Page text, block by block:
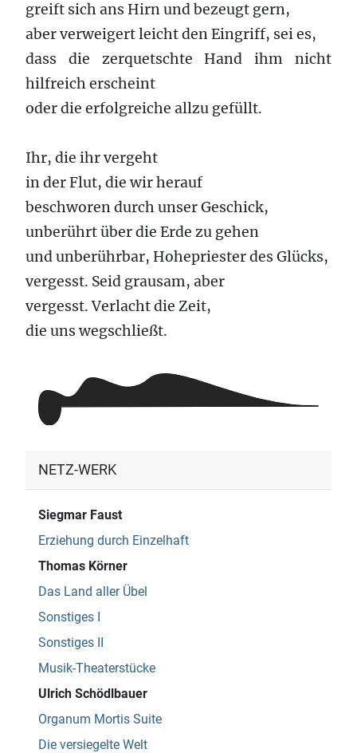
greift sich ans Hirn und bezeugt gern,
aber verweigert leicht den Eingriff, sei es,
dass die zerquetschte Hand ihm nicht
hilfreich erscheint
oder die erfolgreiche allzu gefüllt.
Ihr, die ihr vergeht
in der Flut, die wir herauf
beschworen durch unser Geschick,
unberührt über die Erde zu gehen
und unberührbar, Hohepriester des Glücks,
vergesst. Seid grausam, aber
vergesst. Verlacht die Zeit,
die uns wegschließt.
NETZ-WERK
Siegmar Faust
Erziehung durch Einzelhaft
Thomas Körner
Das Land aller Übel
Sonstiges I
Sonstiges II
Musik-Theaterstücke
Ulrich Schödlbauer
Organum Mortis Suite
Die versiegelte Welt